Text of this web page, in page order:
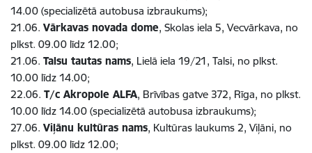
14.00 (specializētā autobusa izbraukums);
21.06. Vārkavas novada dome, Skolas iela 5, Vecvārkava, no
plkst. 09.00 līdz 12.00;
21.06. Talsu tautas nams, Lielā iela 19/21, Talsi, no plkst.
10.00 līdz 14.00;
22.06. T/c Akropole ALFA, Brīvības gatve 372, Rīga, no plkst.
10.00 līdz 14.00 (specializētā autobusa izbraukums);
27.06. Viļānu kultūras nams, Kultūras laukums 2, Viļāni, no
plkst. 09.00 līdz 12.00;